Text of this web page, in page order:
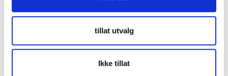
tillat utvalg
Ikke tillat